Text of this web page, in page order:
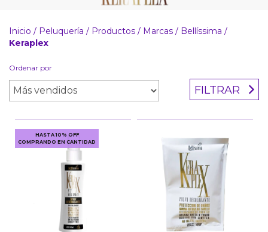
Inicio / Peluquería / Productos / Marcas / Bellíssima /
Keraplex
Ordenar por
FILTRAR
HASTA 10% OFF
COMPRANDO EN CANTIDAD